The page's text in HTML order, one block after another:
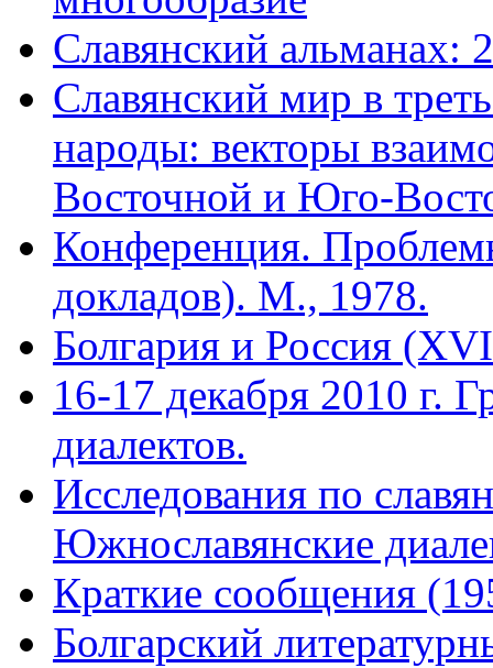
Славянский альманах:
Славянский мир в
народы: векторы
Восточной и Юго-
Конференция.
докладов). М., 1978.
Болгария и Россия
16-17 декабря 2010 г.
диалектов.
Исследования по
Южнославянские
Краткие сообщения
Болгарский